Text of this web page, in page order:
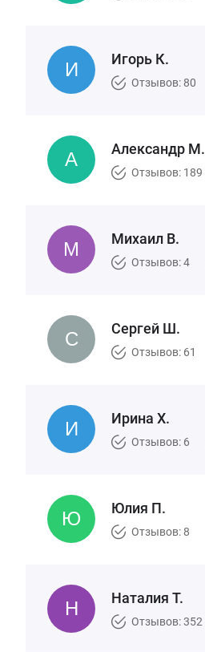
Игорь К.
Отзывов: 80
Александр М.
Отзывов: 189
Михаил В.
Отзывов: 4
Сергей Ш.
Отзывов: 61
Ирина Х.
Отзывов: 6
Юлия П.
Отзывов: 8
Наталия Т.
Отзывов: 352